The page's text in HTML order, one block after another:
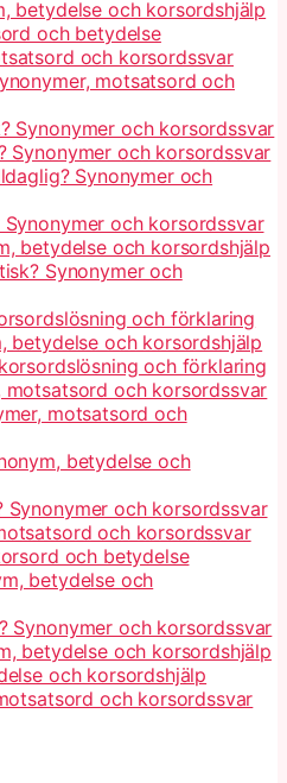
betydelse och korsordshjälp
och betydelse
och korsordssvar
motsatsord och
Synonymer och korsordssvar
Synonymer och korsordssvar
Synonymer och
och korsordssvar
betydelse och korsordshjälp
Synonymer och
och förklaring
betydelse och korsordshjälp
och förklaring
motsatsord och korsordssvar
motsatsord och
betydelse och
Synonymer och korsordssvar
och korsordssvar
och betydelse
betydelse och
Synonymer och korsordssvar
betydelse och korsordshjälp
och korsordshjälp
och korsordssvar